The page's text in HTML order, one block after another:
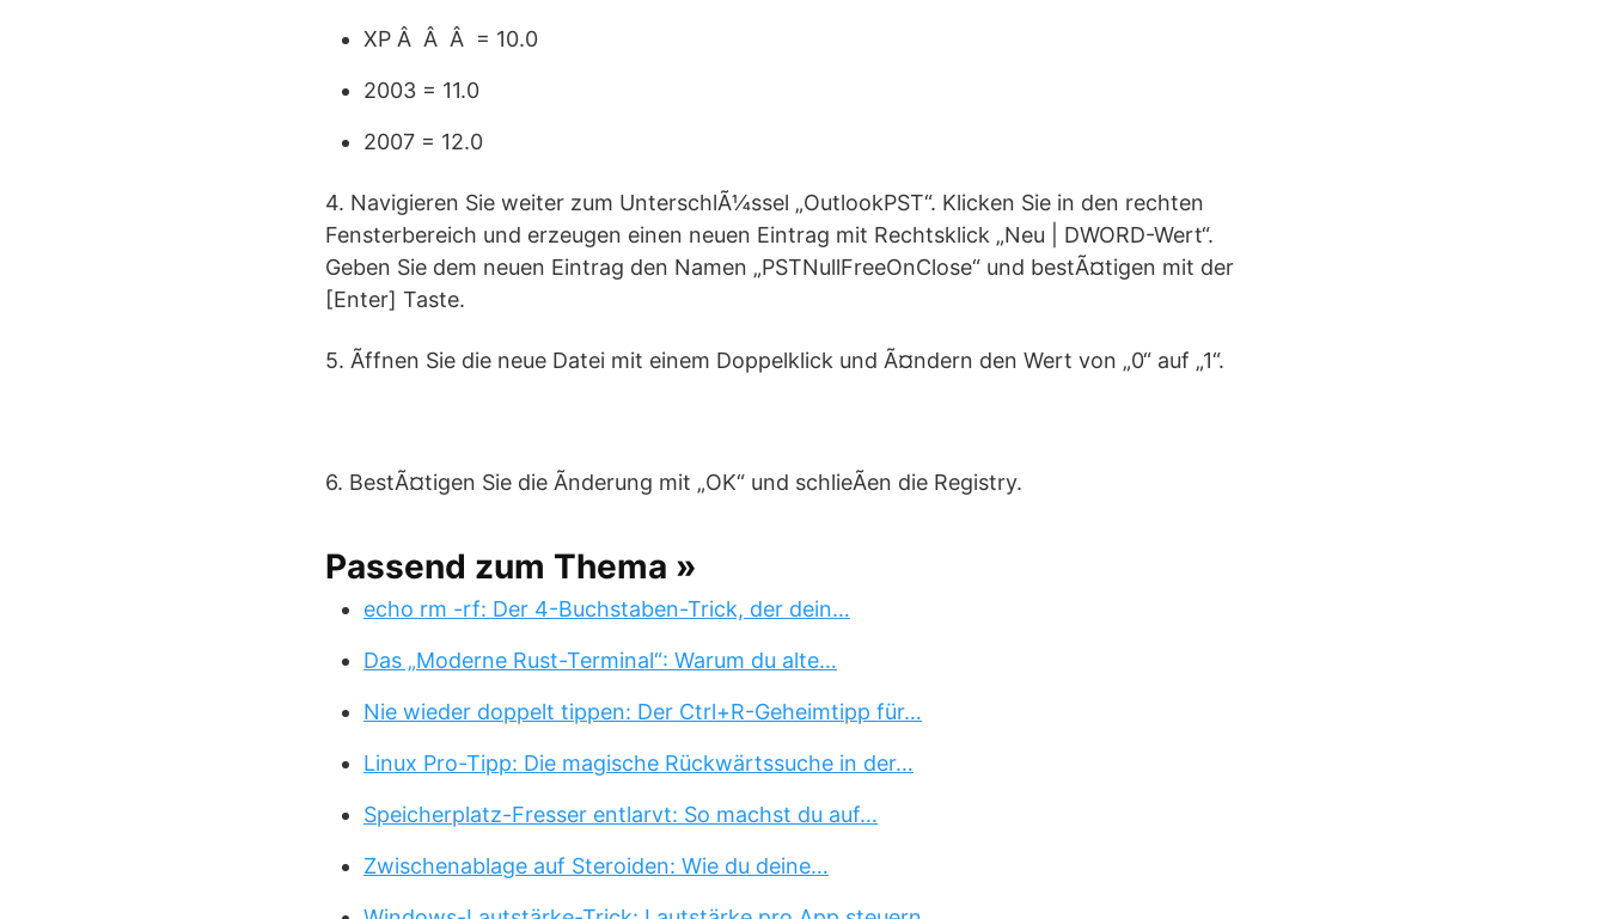
XP Â Â Â = 10.0
2003 = 11.0
2007 = 12.0
4. Navigieren Sie weiter zum UnterschlÃ¼ssel „OutlookPST“. Klicken Sie in den rechten
Fensterbereich und erzeugen einen neuen Eintrag mit Rechtsklick „Neu | DWORD-Wert“.
Geben Sie dem neuen Eintrag den Namen „PSTNullFreeOnClose“ und bestÃ¤tigen mit der
[Enter] Taste.
5. Ãffnen Sie die neue Datei mit einem Doppelklick und Ã¤ndern den Wert von „0“ auf „1“.
6. BestÃ¤tigen Sie die Ãnderung mit „OK“ und schlieÃen die Registry.
Passend zum Thema »
echo rm -rf: Der 4-Buchstaben-Trick, der dein…
Das „Moderne Rust-Terminal“: Warum du alte…
Nie wieder doppelt tippen: Der Ctrl+R-Geheimtipp für…
Linux Pro-Tipp: Die magische Rückwärtssuche in der…
Speicherplatz-Fresser entlarvt: So machst du auf…
Zwischenablage auf Steroiden: Wie du deine…